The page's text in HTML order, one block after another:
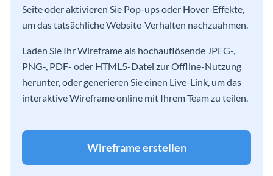
Seite oder aktivieren Sie Pop-ups oder Hover-Effekte,
um das tatsächliche Website-Verhalten nachzuahmen.
Laden Sie Ihr Wireframe als hochauflösende JPEG-,
PNG-, PDF- oder HTML5-Datei zur Offline-Nutzung
herunter, oder generieren Sie einen Live-Link, um das
interaktive Wireframe online mit Ihrem Team zu teilen.
Wireframe erstellen